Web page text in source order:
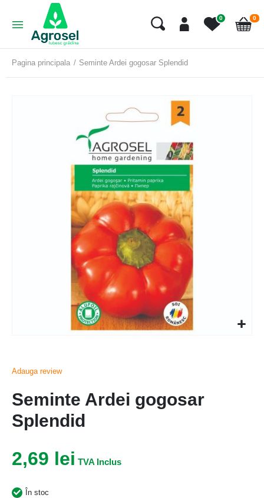
0
Cart
0
Pagina principala Seminte Ardei gogosar Splendid
Adauga review
Seminte Ardei gogosar
Splendid
2,69 lei
În stoc